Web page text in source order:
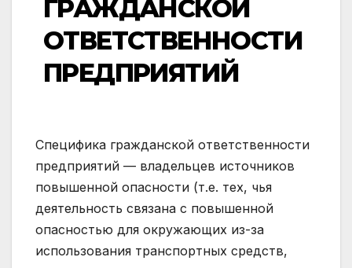
ГРАЖДАНСКОЙ
ОТВЕТСТВЕННОСТИ
ПРЕДПРИЯТИЙ
Специфика гражданской ответственности
предприятий — владельцев источников
повышенной опасности (т.е. тех, чья
деятельность связана с повышенной
опасностью для окружающих из-за
использования транспортных средств,